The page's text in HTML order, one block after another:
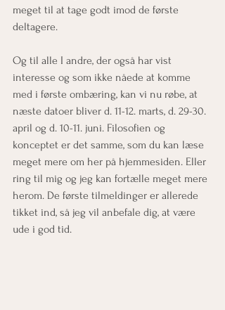
meget til at tage godt imod de første
deltagere.
Og til alle I andre, der også har vist
interesse og som ikke nåede at komme
med i første ombæring, kan vi nu røbe, at
næste datoer bliver d. 11-12. marts, d. 29-30.
april og d. 10-11. juni. Filosofien og
konceptet er det samme, som du kan læse
meget mere om her på hjemmesiden. Eller
ring til mig og jeg kan fortælle meget mere
herom. De første tilmeldinger er allerede
tikket ind, så jeg vil anbefale dig, at være
ude i god tid.